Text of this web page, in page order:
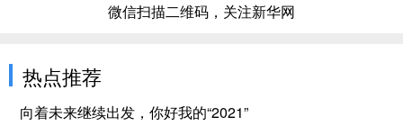
微信扫描二维码，关注新华网
热点推荐
向着未来继续出发，你好我的“2021”